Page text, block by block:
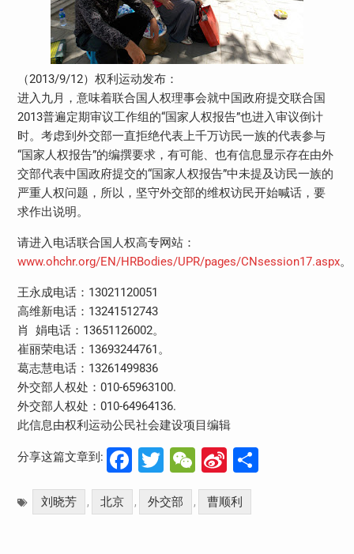
（2013/9/12）权利运动发布：
进入九月，意味着联合国人权理事会就中国政府提交联合国
2013普遍定期审议工作组的“国家人权报告”也进入审议倒计
时。考虑到外交部一直拒绝代表上千万访民一族的代表参与
“国家人权报告”的编撰要求，有可能、也有信息显示存在由外
交部代表中国政府提交的“国家人权报告”中未提及访民一族的
严重人权问题，所以，坚守外交部的维权访民开始喊话，要
求作出说明。
请进入电话联合国人权高专网站：
www.ohchr.org/EN/HRBodies/UPR/pages/CNsession17.aspx。
王永成电话：13021120051
高维新电话：13241512743
肖 娟电话：13651126002。
崔丽荣电话：13693244761。
葛志慧电话：13261499836
外交部人权处：010-65963100.
外交部人权处：010-64964136.
此信息由权利运动公民社会建设项目编辑
分享这篇文章到: Facebook
Twitter
WeChat
Sina
Weibo
分
刘晓芳 , 北京 , 外交部 , 曹顺利